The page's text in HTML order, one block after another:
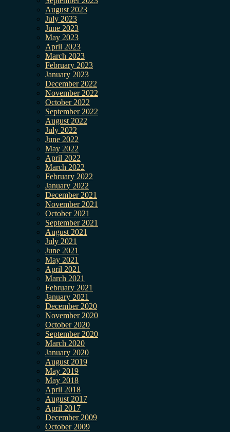
August 2023
July 2023
June 2023
May 2023
April 2023
March 2023
February 2023
January 2023
December 2022
November 2022
October 2022
September 2022
August 2022
July 2022
June 2022
May 2022
April 2022
March 2022
February 2022
January 2022
December 2021
November 2021
October 2021
September 2021
August 2021
July 2021
June 2021
May 2021
April 2021
March 2021
February 2021
January 2021
December 2020
November 2020
October 2020
September 2020
March 2020
January 2020
August 2019
May 2019
May 2018
April 2018
August 2017
April 2017
December 2009
October 2009